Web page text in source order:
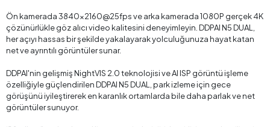
Ön kamerada 3840x2160@25fps ve arka kamerada 1080P gerçek 4K
çözünürlükle göz alıcı video kalitesini deneyimleyin. DDPAI N5 DUAL,
her açıyı hassas bir şekilde yakalayarak yolculuğunuza hayat katan
net ve ayrıntılı görüntüler sunar.
DDPAI'nin gelişmiş NightVIS 2.0 teknolojisi ve AI ISP görüntü işleme
özelliğiyle güçlendirilen DDPAI N5 DUAL, park izleme için gece
görüşünü iyileştirerek en karanlık ortamlarda bile daha parlak ve net
görüntüler sunuyor.